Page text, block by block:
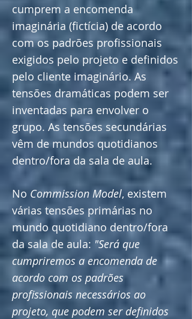
cumprem a encomenda
imaginária (fictícia) de acordo
com os padrões profissionais
exigidos pelo projeto e definidos
pelo cliente imaginário. As
tensões dramáticas podem ser
inventadas para envolver o
grupo. As tensões secundárias
vêm de mundos quotidianos
dentro/fora da sala de aula.
No Commission Model, existem
várias tensões primárias no
mundo quotidiano dentro/fora
da sala de aula: "Será que
cumpriremos a encomenda de
acordo com os padrões
profissionais necessários ao
projeto, que podem ser definidos